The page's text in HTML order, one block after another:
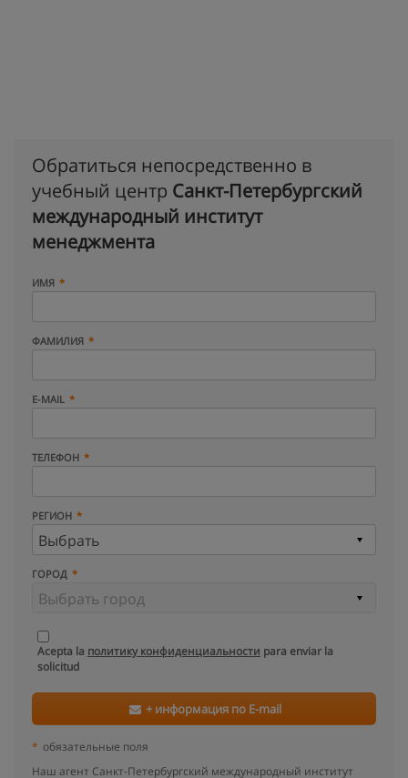
Обратиться непосредственно в
учебный центр Санкт-Петербургский
международный институт
менеджмента
ИМЯ
ФАМИЛИЯ
E-MAIL
ТЕЛЕФОН
РЕГИОН
ГОРОД
Acepta la политику конфиденциальности para enviar la
solicitud
+ информация по E-mail
* обязательные поля
Наш агент Санкт-Петербургский международный институт